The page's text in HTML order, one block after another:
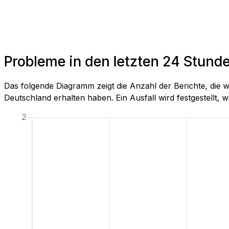
Probleme in den letzten 24
Das folgende Diagramm zeigt die Anzahl der Berichte,
Deutschland erhalten haben. Ein Ausfall wird festgestellt,